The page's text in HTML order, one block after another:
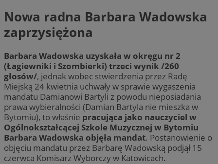
Nowa radna Barbara Wadowska
zaprzysiężona
Barbara Wadowska uzyskała w okręgu nr 2
(Łagiewniki i Szombierki) trzeci wynik /260
głosów/, jednak wobec stwierdzenia przez Radę
Miejską 24 kwietnia uchwały w sprawie wygaszenia
mandatu Damianowi Bartyli z powodu nieposiadania
prawa wybieralności (Damian Bartyla nie mieszka w
Bytomiu), to właśnie pracująca jako nauczyciel w
Ogólnokształcącej Szkole Muzycznej w Bytomiu
Barbara Wadowska objęła mandat. Postanowienie o
objęciu mandatu przez Barbarę Wadowską podjął 15
czerwca Komisarz Wyborczy w Katowicach.